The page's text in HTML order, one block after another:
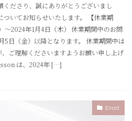
ださり、誠にありがとうございまし
ついてお知らせいたします。 【休業期
2024年1月4日（木） 休業期間中のお問
5日（金）以降となります。 休業期間中は
ご理解くださいますようお願い申し上げ
は、2024年 […]
Event